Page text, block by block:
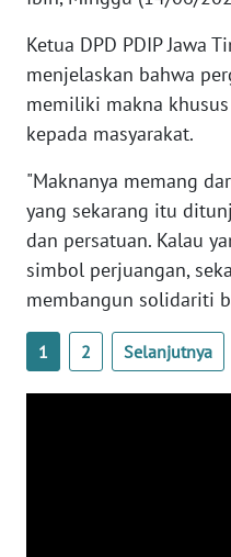
Ketua DPD PDIP Jawa
menjelaskan bahwa
memiliki makna
kepada masyarakat.
"Maknanya memang
yang sekarang itu
dan persatuan. Kalau
simbol perjuangan,
membangun solidariti
1 2 Selanjutnya
RIAU
WN
SERAMBI
WN
JAMBI
WN
SULTRA
NTB